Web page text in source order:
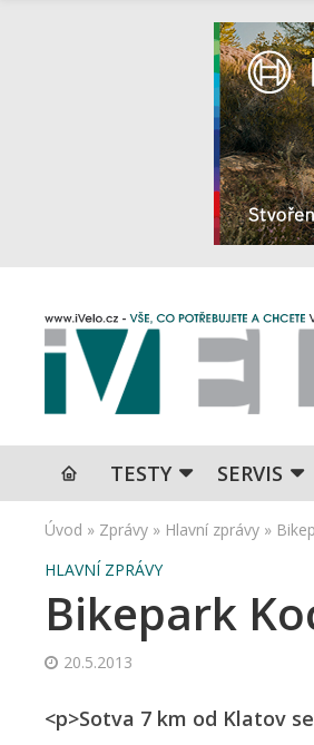
TESTY SERVIS
Úvod » Zprávy » Hlavní zprávy »
HLAVNÍ ZPRÁVY
Bikepark
20.5.2013
<p>Sotva 7 km od Klatov